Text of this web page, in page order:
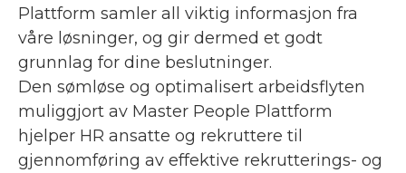
Plattform samler all viktig informasjon fra
våre løsninger, og gir dermed et godt
grunnlag for dine beslutninger.
Den sømløse og optimalisert arbeidsflyten
muliggjort av Master People Plattform
hjelper HR ansatte og rekruttere til
gjennomføring av effektive rekrutterings- og